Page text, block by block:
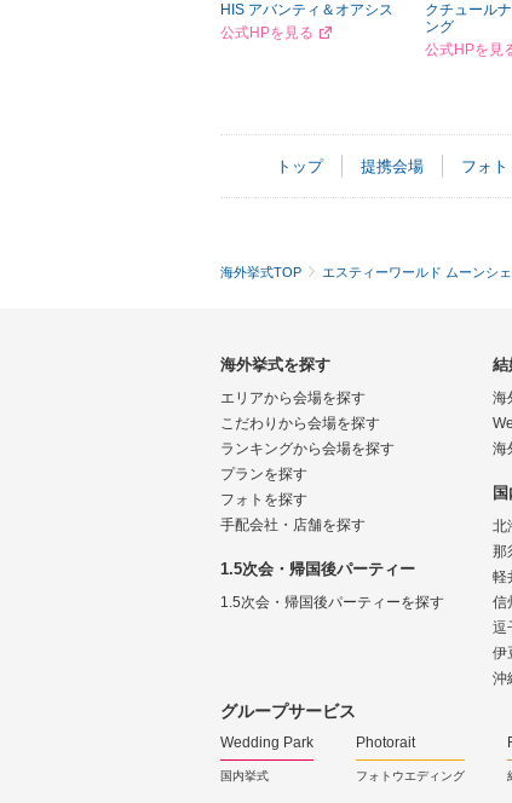
HIS アバンティ＆オアシス
公式HPを見る
クチュール
ング
公式HPを見
トップ 提携会場 フォト
海外挙式TOP エスティーワールド ムーンシ
海外挙式を探す
エリアから会場を探す
こだわりから会場を探す
ランキングから会場を探す
プランを探す
フォトを探す
手配会社・店舗を探す
1.5次会・帰国後パーティー
1.5次会・帰国後パーティーを探す
結
海
海
北
那
軽
信
逗
伊
沖
グループサービス
Wedding Park
国内挙式
Photorait
フォトウエディング